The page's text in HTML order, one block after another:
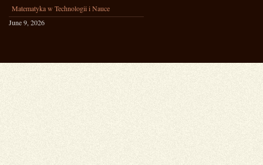
Matematyka w Technologii i Nauce
June 9, 2026